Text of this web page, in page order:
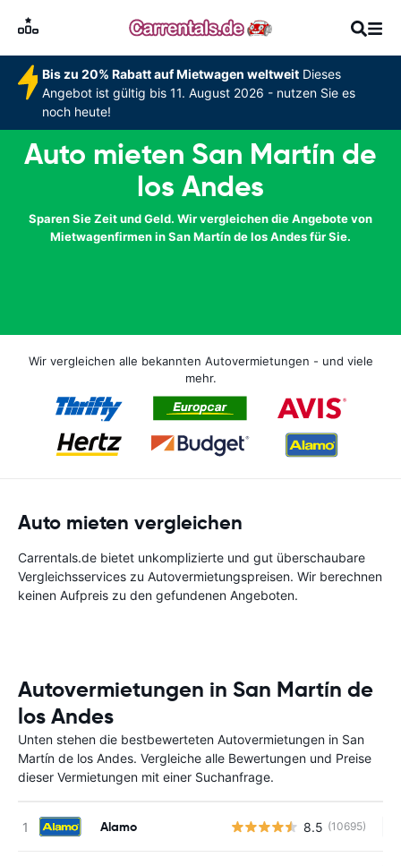
Bis zu 20% Rabatt auf Mietwagen weltweitDieses
Angebot ist gültig bis 11. August 2026 - nutzen Sie es
noch heute!
Auto mieten San Martín de
los Andes
Sparen Sie Zeit und Geld. Wir vergleichen die Angebote von
Mietwagenfirmen in San Martín de los Andes für Sie.
Wir vergleichen alle bekannten Autovermietungen - und viele
mehr.
Auto mieten vergleichen
Carrentals.de bietet unkomplizierte und gut überschaubare
Vergleichsservices zu Autovermietungspreisen. Wir berechnen
keinen Aufpreis zu den gefundenen Angeboten.
Autovermietungen in San Martín de
los Andes
Unten stehen die bestbewerteten Autovermietungen in San
Martín de los Andes. Vergleiche alle Bewertungen und Preise
dieser Vermietungen mit einer Suchanfrage.
Alamo 8.5 (10695)